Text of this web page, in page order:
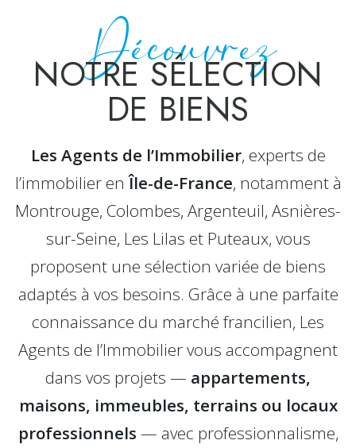
Découvrez
NOTRE SÉLECTION
DE BIENS
Les Agents de l’Immobilier, experts de
l’immobilier enÎle-de-France, notamment à
Montrouge, Colombes, Argenteuil, Asnières-
sur-Seine, Les Lilas et Puteaux, vous
proposent une sélection variée de biens
adaptés à vos besoins. Grâce à une parfaite
connaissance du marché francilien, Les
Agents de l’Immobilier vous accompagnent
dans vos projets — appartements,
maisons, immeubles, terrains ou locaux
professionnels — avec professionnalisme,